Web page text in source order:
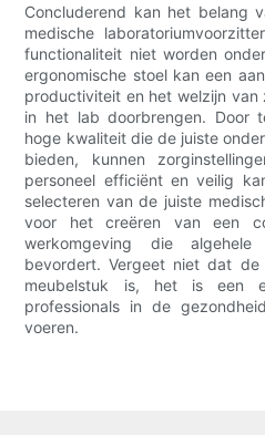
Concluderend kan het belang
medische
functionaliteit niet worden
ergonomische stoel kan een
productiviteit en het welzijn van
in het lab doorbrengen. Door
hoge kwaliteit die de juiste
bieden, kunnen
personeel efficiënt en veilig
selecteren van de juiste
voor het creëren van een
werkomgeving die
bevordert. Vergeet niet dat de
meubelstuk is, het is een
professionals in de
voeren.